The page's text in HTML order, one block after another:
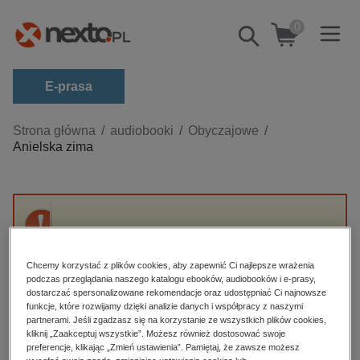
Pokaż/schowaj
wyszukiwarkę
0
E-prasa
Kategorie
Zobacz wszystkie E-prasa
budownictwo, aranżacja wnętrz
dzienniki
edukacja
hobby, sport, rozrywka
komputery, internet, technologie, informatyka
Strona główna audiobooki
Obyczajowe
Anielska zima
Przepraszamy, ale produkt „Anielska zima” nie
High-contrast mode
Polecane
Chcemy korzystać z plików cookies, aby zapewnić Ci najlepsze wrażenia
podczas przeglądania naszego katalogu ebooków, audiobooków i e-prasy,
dostarczać spersonalizowane rekomendacje oraz udostępniać Ci najnowsze
funkcje, które rozwijamy dzięki analizie danych i współpracy z naszymi
partnerami. Jeśli zgadzasz się na korzystanie ze wszystkich plików cookies,
kliknij „Zaakceptuj wszystkie”. Możesz również dostosować swoje
preferencje, klikając „Zmień ustawienia”. Pamiętaj, że zawsze możesz